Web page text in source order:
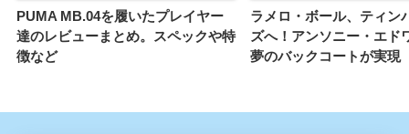
PUMA MB.04を履いたプレイヤー
達のレビューまとめ。スペックや特
徴など
ラメロ・ボール、ティン
ズへ！アンソニー・エド
夢のバックコートが実現